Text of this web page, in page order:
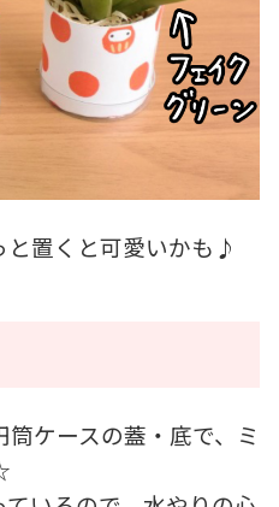
と置くと可愛いかも♪
ケースの蓋・底で、ミ